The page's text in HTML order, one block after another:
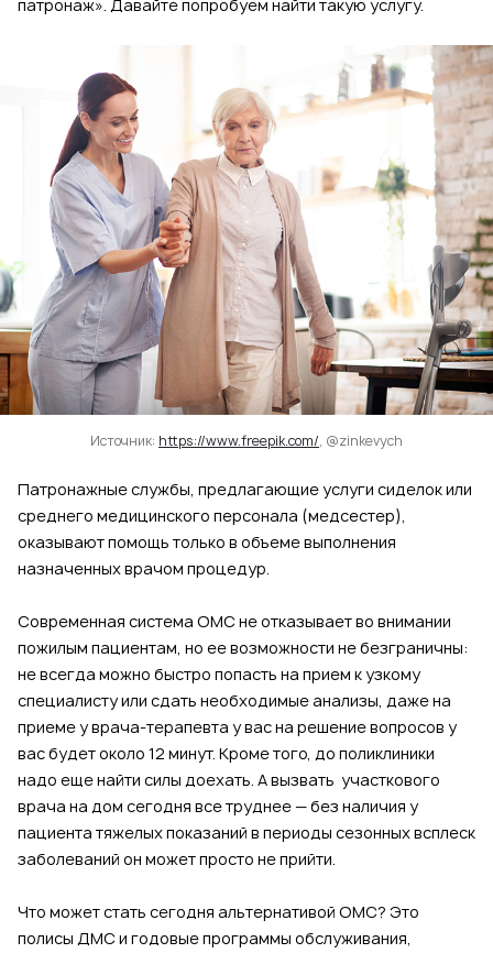
патронаж». Давайте попробуем найти такую услугу.
Источник: https://www.freepik.com/, @zinkevych
Патронажные службы, предлагающие услуги сиделок или
среднего медицинского персонала (медсестер),
оказывают помощь только в объеме выполнения
назначенных врачом процедур.
Современная система ОМС не отказывает во внимании
пожилым пациентам, но ее возможности не безграничны:
не всегда можно быстро попасть на прием к узкому
специалисту или сдать необходимые анализы, даже на
приеме у врача-терапевта у вас на решение вопросов у
вас будет около 12 минут. Кроме того, до поликлиники
надо еще найти силы доехать. А вызвать участкового
врача на дом сегодня все труднее — без наличия у
пациента тяжелых показаний в периоды сезонных всплеск
заболеваний он может просто не прийти.
Что может стать сегодня альтернативой ОМС? Это
полисы ДМС и годовые программы обслуживания,